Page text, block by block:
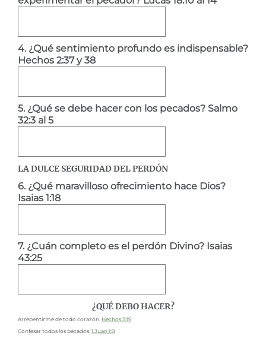
4. ¿Qué sentimiento profundo es indispensable?
Hechos 2:37 y 38
5. ¿Qué se debe hacer con los pecados? Salmo
32:3 al 5
LA DULCE SEGURIDAD DEL PERDÓN
6. ¿Qué maravilloso ofrecimiento hace Dios?
Isaias 1:18
7. ¿Cuán completo es el perdón Divino? Isaias
43:25
¿QUÉ DEBO HACER?
Arrepentirme de todo corazón. Hechos 3:19
Confesar todos los pecados. 1 Juan 1:9